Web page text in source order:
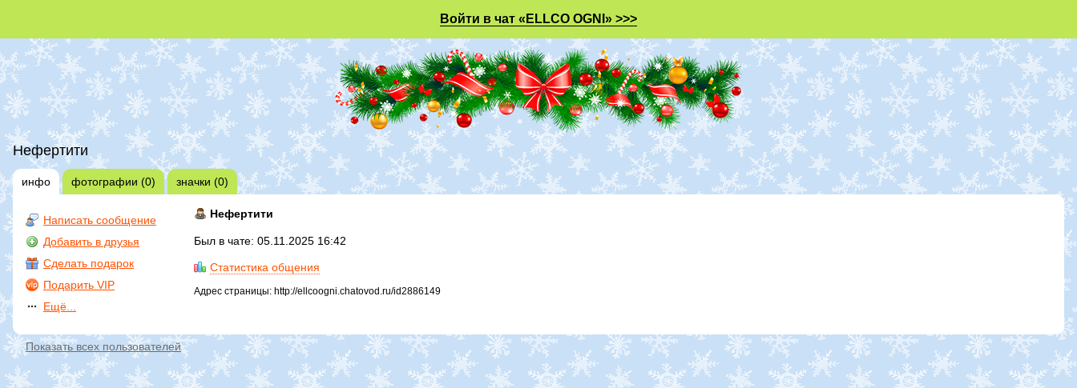
Войти в чат «ELLCO OGNI» >>>
Нефертити
инфо фотографии (0) значки (0)
Написать сообщение
Добавить в друзья
Сделать подарок
Подарить VIP
Ещё...
Нефертити
Был в чате: 05.11.2025 16:42
Статистика общения
Адрес страницы: http://ellcoogni.chatovod.ru/id2886149
Показать всех пользователей